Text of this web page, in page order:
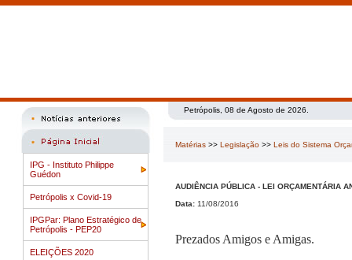
IPG - Instituto Philippe
Guédon
Petrópolis x Covid-19
IPGPar: Plano Estratégico de
Petrópolis - PEP20
ELEIÇÕES 2020
Petrópolis, 08 de Agosto de 2026.
Matérias >> Legislação >> Leis do Sistema
AUDIÊNCIA PÚBLICA - LEI ORÇAMENTÁRIA
Data: 11/08/2016
Prezados Amigos e Amigas.